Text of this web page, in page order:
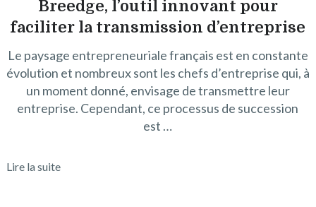
Breedge, l’outil innovant pour
faciliter la transmission d’entreprise
Le paysage entrepreneuriale français est en constante
évolution et nombreux sont les chefs d’entreprise qui, à
un moment donné, envisage de transmettre leur
entreprise. Cependant, ce processus de succession
est …
Lire la suite